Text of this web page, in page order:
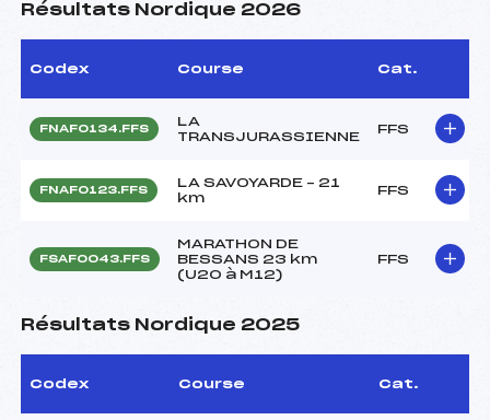
Résultats Nordique 2026
Codex Course Cat.
FNAF0134.FFS
LA
TRANSJURASSIENNE
FFS
FNAF0123.FFS
LA SAVOYARDE – 21
km
FFS
FSAF0043.FFS
MARATHON DE
BESSANS 23 km
(U20 à M12)
FFS
Résultats Nordique 2025
Codex Course Cat.